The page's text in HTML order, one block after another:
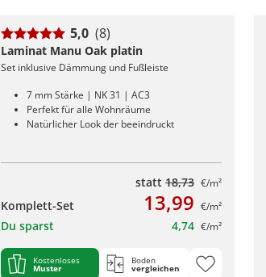
5,0 (8)
Laminat Manu Oak platin
Set inklusive Dämmung und Fußleiste
7 mm Stärke | NK 31 | AC3
Perfekt für alle Wohnräume
Natürlicher Look der beeindruckt
statt 18,73 €/m²
Komplett-Set 13,99 €/m²
Du sparst 4,74 €/m²
Kostenloses
Muster
Boden
vergleichen